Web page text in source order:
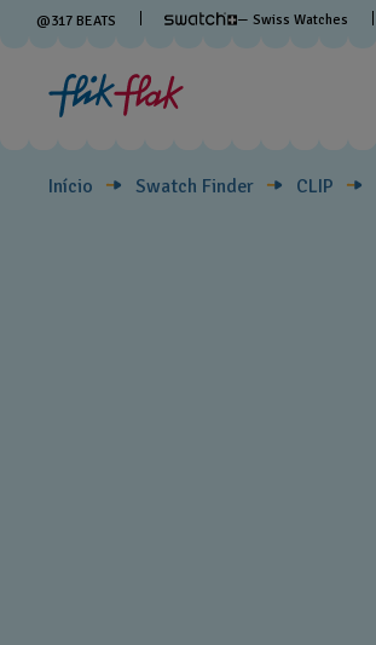
@317 BEATS — Swiss Watches
PATTERN
Início Swatch Finder CLIP